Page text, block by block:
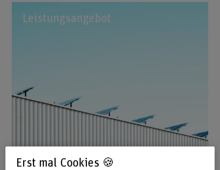
Leistungsangebot
Erst mal Cookies 🍪